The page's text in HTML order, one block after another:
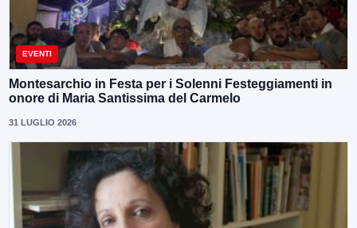
EVENTI
Montesarchio in Festa per i Solenni Festeggiamenti in
onore di Maria Santissima del Carmelo
31 LUGLIO 2026